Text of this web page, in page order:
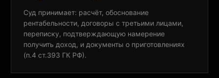
Суд принимает: расчёт, обоснование
рентабельности, договоры с третьими лицами,
переписку, подтверждающую намерение
получить доход, и документы о приготовлениях
(п.4 ст.393 ГК РФ).